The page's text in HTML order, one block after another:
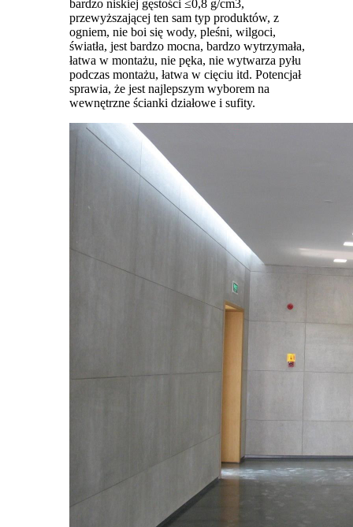
bardzo niskiej gęstości ≤0,8 g/cm3,
przewyższającej ten sam typ produktów, z
ogniem, nie boi się wody, pleśni, wilgoci,
światła, jest bardzo mocna, bardzo wytrzymała,
łatwa w montażu, nie pęka, nie wytwarza pyłu
podczas montażu, łatwa w cięciu itd. Potencjał
sprawia, że ​​jest najlepszym wyborem na
wewnętrzne ścianki działowe i sufity.